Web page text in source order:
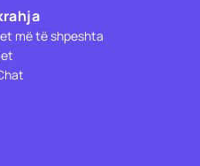
më të shpeshta